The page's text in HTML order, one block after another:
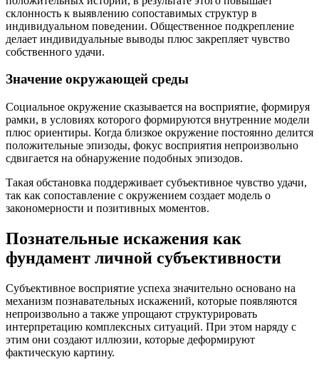
склонность к выявлению сопоставимых структур в
индивидуальном поведении. Общественное подкрепление
делает индивидуальные выводы плюс закрепляет чувство
собственного удачи.
Значение окружающей среды
Социальное окружение сказывается на восприятие, формируя
рамки, в условиях которого формируются внутренние модели
плюс ориентиры. Когда близкое окружение постоянно делится
положительные эпизоды, фокус восприятия непроизвольно
сдвигается на обнаружение подобных эпизодов.
Такая обстановка поддерживает субъективное чувство удачи,
так как сопоставление с окружением создает модель о
закономерности и позитивных моментов.
Познательные искажения как
фундамент личной субъективности
Субъективное восприятие успеха значительно основано на
механизм познавательных искажений, которые появляются
непроизвольно а также упрощают структурировать
интерпретацию комплексных ситуаций. При этом наряду с
этим они создают иллюзии, которые деформируют
фактическую картину.